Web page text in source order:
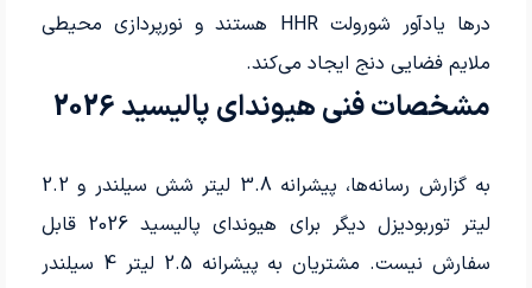
درها یادآور شورولت HHR هستند و نورپردازی محیطی
ملایم فضایی دنج ایجاد می‌کند.
مشخصات فنی هیوندای پالیسید 2026
به گزارش رسانه‌ها، پیشرانه 3.8 لیتر شش سیلندر و 2.2
لیتر توربودیزل دیگر برای هیوندای پالیسید 2026 قابل
سفارش نیست. مشتریان به پیشرانه 2.5 لیتر 4 سیلندر